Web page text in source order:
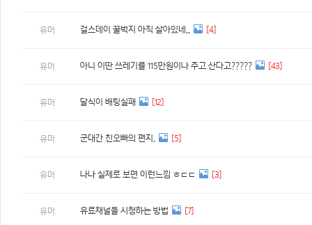
유머 걸스데이 꿀벅지 아직 살아있네.. [4]
유머 아니 이딴 쓰레기를 115만원이나 주고 산다고????? [43]
유머 달식이 배팅실패 [12]
유머 군대간 친오빠의 편지. [5]
유머 나나 실제로 보면 이런느낌 ㅎㄷㄷ [3]
유머 유료채널을 시청하는 방법 [7]